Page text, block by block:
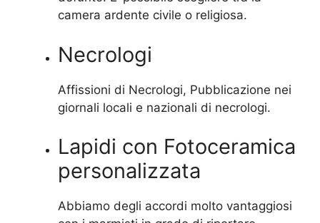
camera ardente civile o religiosa.
Necrologi
Affissioni di Necrologi, Pubblicazione nei
giornali locali e nazionali di necrologi.
Lapidi con Fotoceramica
personalizzata
Abbiamo degli accordi molto vantaggiosi